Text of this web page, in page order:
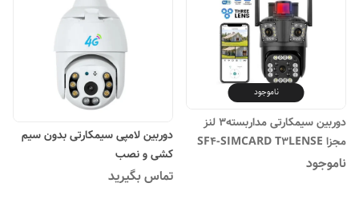
ناموجود
دوربین سیمکارتی مداربسته3 لنز
مجزا SF4-SIMCARD T3LENSE
4G 8MG
ناموجود
دوربین لامپی سیمکارتی بدون سیم
کشی و نصب
تماس بگیرید